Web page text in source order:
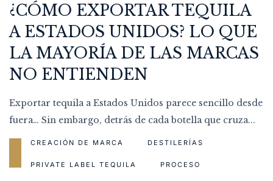
¿CÓMO EXPORTAR TEQUILA
A ESTADOS UNIDOS? LO QUE
LA MAYORÍA DE LAS MARCAS
NO ENTIENDEN
Exportar tequila a Estados Unidos parece sencillo desde
fuera… Sin embargo, detrás de cada botella que cruza...
CREACIÓN DE MARCA DESTILERÍAS
PRIVATE LABEL TEQUILA PROCESO